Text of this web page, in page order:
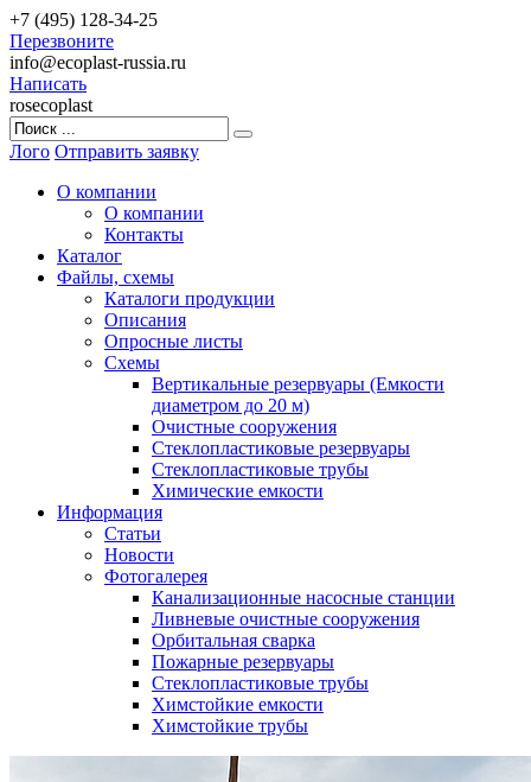
+7 (495) 128-34-25
Перезвоните
info@ecoplast-russia.ru
Написать
rosecoplast
Лого Отправить заявку
О компании
О компании
Контакты
Каталог
Файлы, схемы
Каталоги продукции
Описания
Опросные листы
Схемы
Вертикальные резервуары (Емкости
диаметром до 20 м)
Очистные сооружения
Стеклопластиковые резервуары
Стеклопластиковые трубы
Химические емкости
Информация
Статьи
Новости
Фотогалерея
Канализационные насосные станции
Ливневые очистные сооружения
Орбитальная сварка
Пожарные резервуары
Стеклопластиковые трубы
Химстойкие емкости
Химстойкие трубы